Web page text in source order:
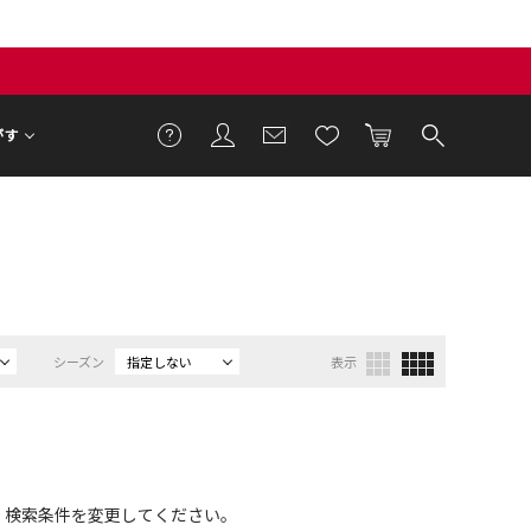
す
シーズン 指定しない 表示
索条件を変更してください。